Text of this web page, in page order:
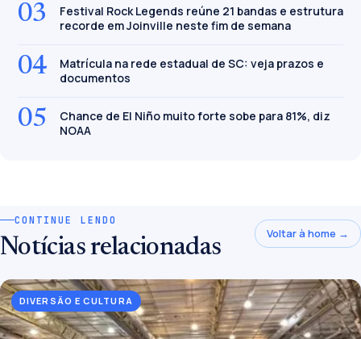
03
Festival Rock Legends reúne 21 bandas e estrutura
recorde em Joinville neste fim de semana
04
Matrícula na rede estadual de SC: veja prazos e
documentos
05
Chance de El Niño muito forte sobe para 81%, diz
NOAA
CONTINUE LENDO
Notícias relacionadas
Voltar à home →
DIVERSÃO E CULTURA